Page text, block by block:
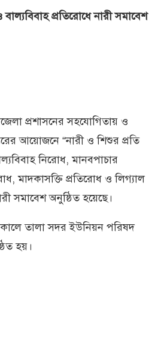
বাল্যবিবাহ প্রতিরোধে নারী সমাবেশ
প্রশাসনের সহযোগিতায় ও
আয়োজনে “নারী ও শিশুর প্রতি
নিরোধ, মানবপাচার
মাদকাসক্তি প্রতিরোধ ও লিগ্যাল
সমাবেশ অনুষ্ঠিত হয়েছে।
তালা সদর ইউনিয়ন পরিষদ
হয়।